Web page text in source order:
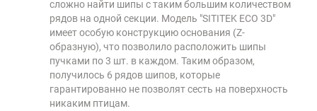
сложно найти шипы с таким большим количеством
рядов на одной секции. Модель "SITITEK ECO 3D"
имеет особую конструкцию основания (Z-
образную), что позволило расположить шипы
пучками по 3 шт. в каждом. Таким образом,
получилось 6 рядов шипов, которые
гарантированно не позволят сесть на поверхность
никаким птицам.